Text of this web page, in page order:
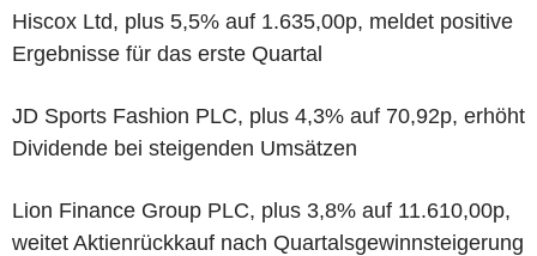
Hiscox Ltd, plus 5,5% auf 1.635,00p, meldet positive
Ergebnisse für das erste Quartal
JD Sports Fashion PLC, plus 4,3% auf 70,92p, erhöht
Dividende bei steigenden Umsätzen
Lion Finance Group PLC, plus 3,8% auf 11.610,00p,
weitet Aktienrückkauf nach Quartalsgewinnsteigerung